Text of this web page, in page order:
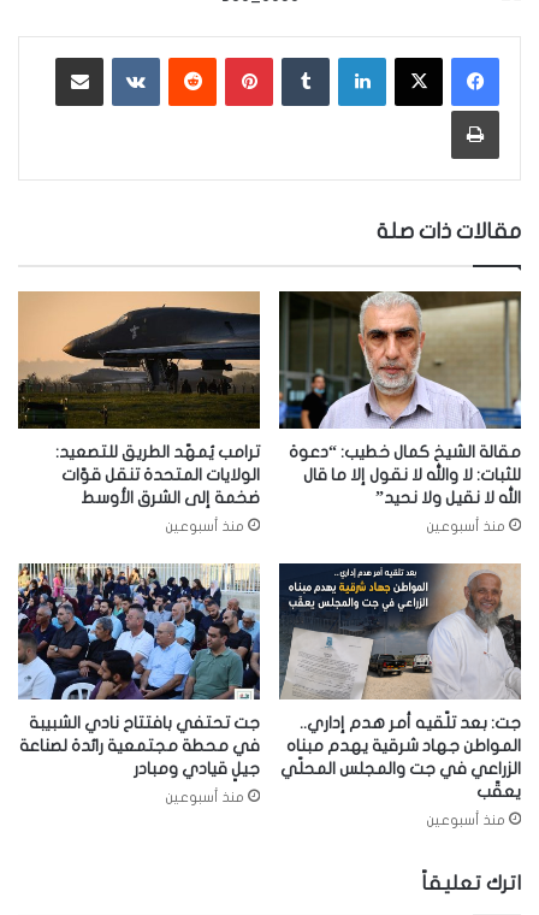
لينكدإن بينتيريست ‏VKontakte
طباعة
مقالات ذات صلة
مقالة الشيخ كمال خطيب: “دعوة
للثبات: لا والله لا نقول إلا ما قال
الله لا نقيل ولا نحيد”
منذ أسبوعين
ترامب يُمهّد الطريق للتصعيد:
الولايات المتحدة تنقل قوّات
ضخمة إلى الشرق الأوسط
منذ أسبوعين
جت: بعد تلّقيه أمر هدم إداري..
المواطن جهاد شرقية يهدم مبناه
الزراعي في جت والمجلس المحلّي
يعقّب
منذ أسبوعين
جت تحتفي بافتتاح نادي الشبيبة
في محطة مجتمعية رائدة لصناعة
جيلٍ قيادي ومبادر
منذ أسبوعين
اترك تعليقاً